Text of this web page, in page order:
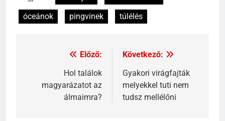
óceánok
pingvinek túlélés
Bejegyzés
navigáció
Előző:
Hol találok
magyarázatot az
álmaimra?
Következő:
Gyakori virágfajták
melyekkel tuti nem
tudsz mellélőni